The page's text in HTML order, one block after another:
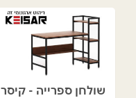
שולחן ספרייה - קיסר